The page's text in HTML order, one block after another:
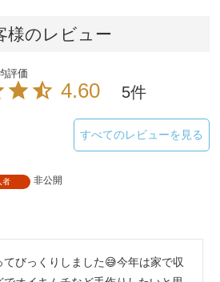
様のレビュー
4.60 5
すべてのレビューを見る
者 非公開
びっくりしました😅今年は家で収